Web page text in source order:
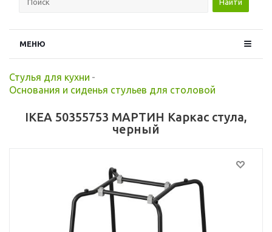
МЕНЮ
Стулья для кухни -
Основания и сиденья стульев для столовой
IKEA 50355753 МАРТИН Каркас стула,
черный